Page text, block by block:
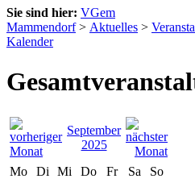
Sie sind hier: VGem
Mammendorf> Aktuelles >
Kalender
September
2025
Mo
Di Mi Do Fr Sa
So